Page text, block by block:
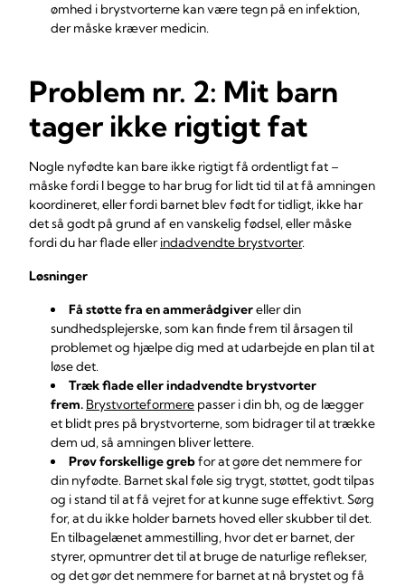
ømhed i brystvorterne kan være tegn på en infektion,
der måske kræver medicin.
Problem nr. 2: Mit barn
tager ikke rigtigt fat
Nogle nyfødte kan bare ikke rigtigt få ordentligt fat –
måske fordi I begge to har brug for lidt tid til at få amningen
koordineret, eller fordi barnet blev født for tidligt, ikke har
det så godt på grund af en vanskelig fødsel, eller måske
fordi du har flade ellerindadvendte brystvorter.
Løsninger
Få støtte fra en ammerådgivereller din
sundhedsplejerske, som kan finde frem til årsagen til
problemet og hjælpe dig med at udarbejde en plan til at
løse det.
Træk flade eller indadvendte brystvorter
frem. Brystvorteformere passer i din bh, og de lægger
et blidt pres på brystvorterne, som bidrager til at trække
dem ud, så amningen bliver lettere.
Prøv forskellige grebfor at gøre det nemmere for
din nyfødte. Barnet skal føle sig trygt, støttet, godt tilpas
og i stand til at få vejret for at kunne suge effektivt. Sørg
for, at du ikke holder barnets hoved eller skubber til det.
En tilbagelænet ammestilling, hvor det er barnet, der
styrer, opmuntrer det til at bruge de naturlige reflekser,
og det gør det nemmere for barnet at nå brystet og få